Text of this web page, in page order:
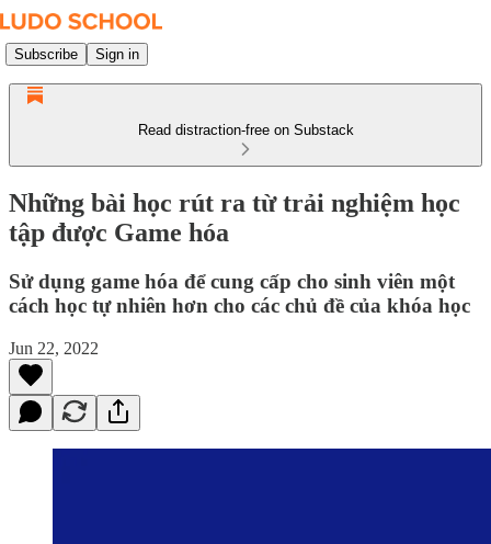
Subscribe Sign in
Read distraction-free on Substack
Những bài học rút ra từ trải nghiệm học
tập được Game hóa
Sử dụng game hóa để cung cấp cho sinh viên một
cách học tự nhiên hơn cho các chủ đề của khóa học
Jun 22, 2022